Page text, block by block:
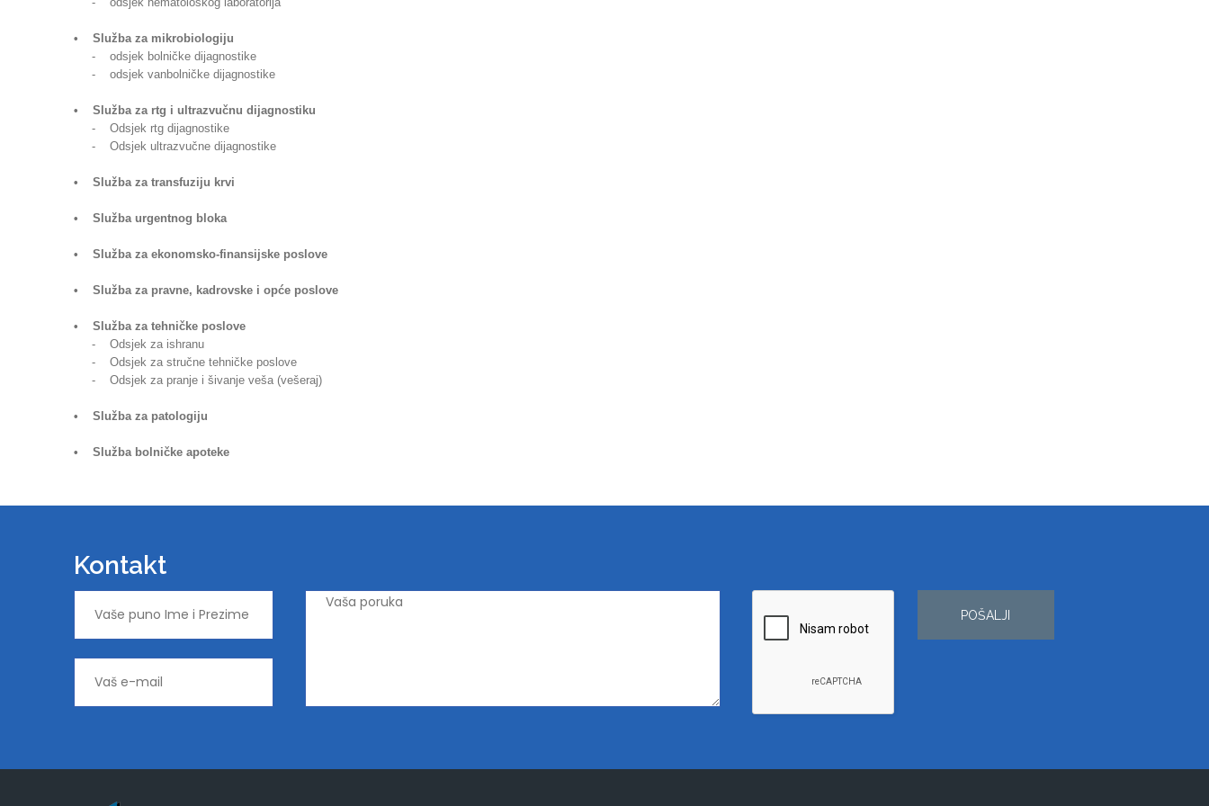
• Služba za mikrobiologiju
- odsjek bolničke dijagnostike
- odsjek vanbolničke dijagnostike
• Služba za rtg i ultrazvučnu dijagnostiku
- Odsjek rtg dijagnostike
- Odsjek ultrazvučne dijagnostike
• Služba za transfuziju krvi
• Služba urgentnog bloka
• Služba za ekonomsko-finansijske poslove
• Služba za pravne, kadrovske i opće poslove
• Služba za tehničke poslove
- Odsjek za ishranu
- Odsjek za stručne tehničke poslove
- Odsjek za pranje i šivanje veša (vešeraj)
• Služba za patologiju
• Služba bolničke apoteke
Kontakt
POŠALJI